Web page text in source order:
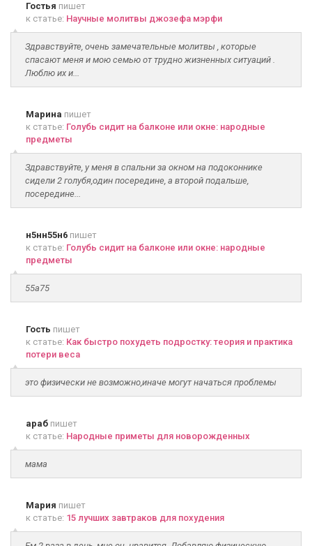
Гостья пишет
к статье: Научные молитвы джозефа мэрфи
Здравствуйте, очень замечательные молитвы , которые
спасают меня и мою семью от трудно жизненных ситуаций .
Люблю их и...
Марина пишет
к статье: Голубь сидит на балконе или окне: народные
предметы
Здравствуйте, у меня в спальни за окном на подоконнике
сидели 2 голубя,один посередине, а второй подальше,
посередине...
н5нн55н6 пишет
к статье: Голубь сидит на балконе или окне: народные
предметы
55а75
Гость пишет
к статье: Как быстро похудеть подростку: теория и практика
потери веса
это физически не возможно,иначе могут начаться проблемы
араб пишет
к статье: Народные приметы для новорожденных
мама
Мария пишет
к статье: 15 лучших завтраков для похудения